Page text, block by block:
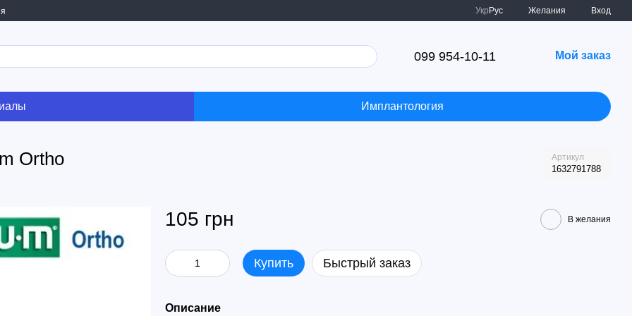
Укр Рус Желания Вход
099 954-10-11 Мой заказ
Имплантология
Ortho Артикул
1632791788
105 грн В желания
Купить Быстрый заказ
Описание